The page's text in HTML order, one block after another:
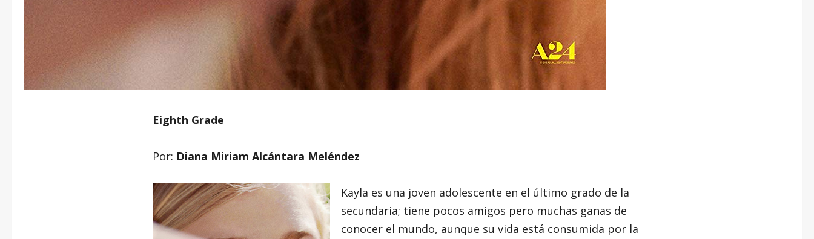
Eighth Grade
Por: Diana Miriam Alcántara Meléndez
Kayla es una joven adolescente en el último grado de la
secundaria; tiene pocos amigos pero muchas ganas de
conocer el mundo, aunque su vida está consumida por la